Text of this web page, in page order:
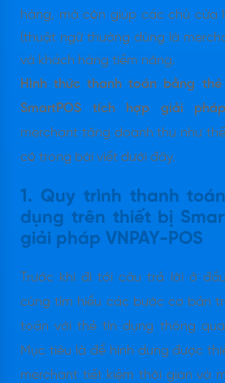
hàng, mà còn giúp các chủ cửa
(thuật ngữ thường dùng là
và khách hàng tiềm năng.
Hình thức thanh toán bằng
SmartPOS tích hợp giải pháp
merchant tăng doanh thu như
có trong bài viết dưới đây.
1. Quy trình thanh
dụng trên thiết bị
giải pháp VNPAY-POS
Trước khi đi tới câu trả lời ở
cùng tìm hiểu các bước cơ bản
toán với thẻ tín dụng thông qua
Mục tiêu là để hình dung được
merchant tiết kiệm thời gian và